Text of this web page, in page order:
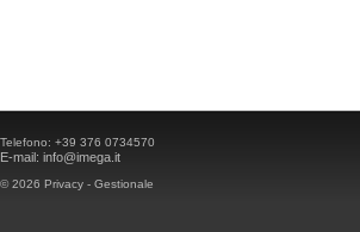
Telefono: +39 376 0734570
E-mail: info@imega.it
© 2026 Privacy - Gestionale